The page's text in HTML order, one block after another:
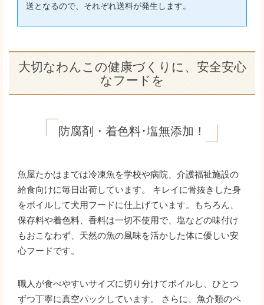
送となるので、それぞれ送料が発生します。
大切なわんこの健康づくりに、安全安心
なフードを
防腐剤・着色料･塩無添加！
魚屋たかはまでは冷凍魚を学校や病院、介護福祉施設の
給食向けに毎日出荷しています。 キレイに骨抜きした身
をボイルして犬用フードに仕上げています。もちろん、
保存料や着色料、香料は一切不使用で、塩などの味付け
もおこなわず、天然の魚の風味を活かした体に優しい安
心フードです。
職人が食べやすいサイズに切り分けてボイルし、ひとつ
ずつ丁寧に真空パックしています。 さらに、魚介類のペ